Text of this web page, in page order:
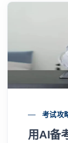
如：到底
差异在哪
官方其实
考试攻
用AI备